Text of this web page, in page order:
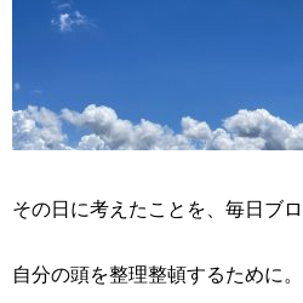
その日に考えたことを、毎日ブロ
自分の頭を整理整頓するために。